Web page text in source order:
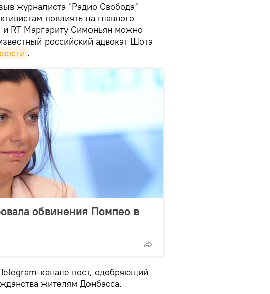
журналиста "Радио Свобода"
повлиять на главного
RT Маргариту Симоньян можно
российский адвокат Шота
.
обвинения Помпео в
канале пост, одобряющий
жителям Донбасса.